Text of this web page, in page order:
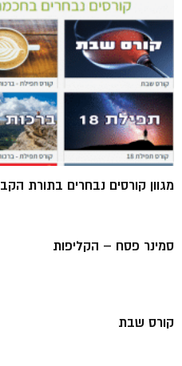
מגוון קורסים נבחרים בתורת
סמינר פסח – הקליפות
קורס שבת